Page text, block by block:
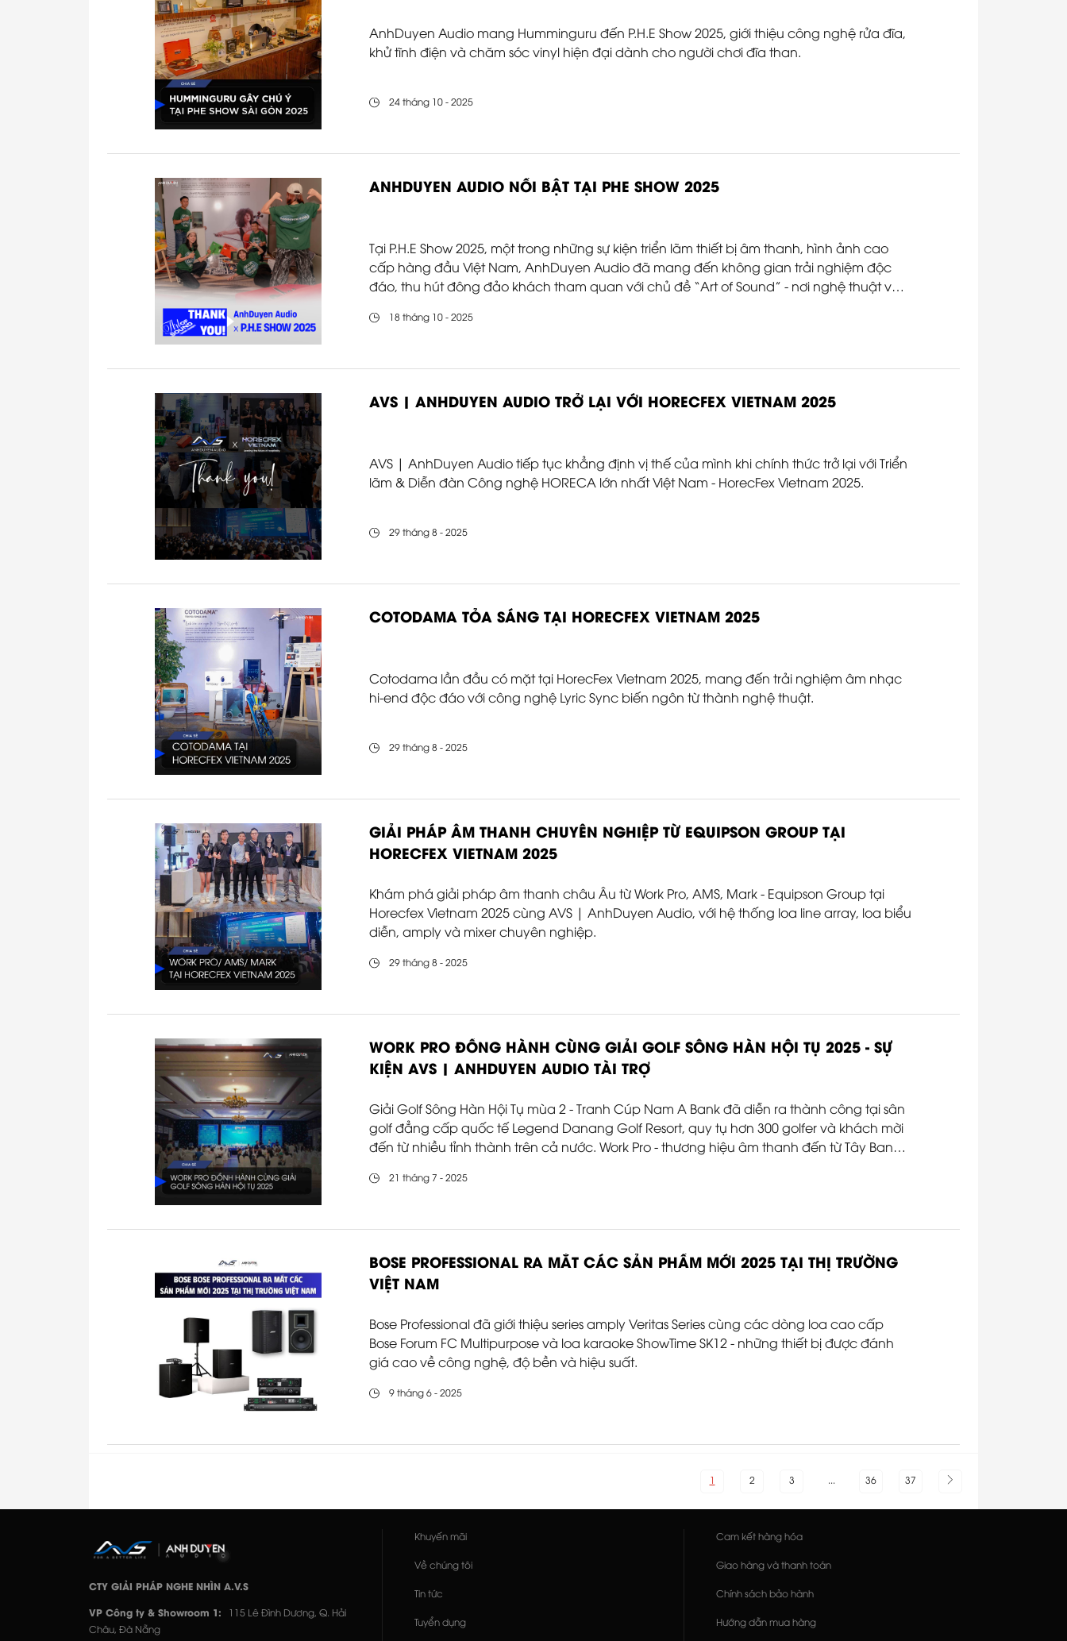
AnhDuyen Audio mang Humminguru đến P.H.E Show 2025, giới thiệu công nghệ rửa đĩa,
khử tĩnh điện và chăm sóc vinyl hiện đại dành cho người chơi đĩa than.
24 tháng 10 - 2025
ANHDUYEN AUDIO NỔI BẬT TẠI PHE SHOW 2025
Tại P.H.E Show 2025, một trong những sự kiện triển lãm thiết bị âm thanh, hình ảnh cao
cấp hàng đầu Việt Nam, AnhDuyen Audio đã mang đến không gian trải nghiệm độc
đáo, thu hút đông đảo khách tham quan với chủ đề “Art of Sound” - nơi nghệ thuật và
18 tháng 10 - 2025
AVS | ANHDUYEN AUDIO TRỞ LẠI VỚI HORECFEX VIETNAM 2025
AVS | AnhDuyen Audio tiếp tục khẳng định vị thế của mình khi chính thức trở lại với Triển
lãm & Diễn đàn Công nghệ HORECA lớn nhất Việt Nam - HorecFex Vietnam 2025.
29 tháng 8 - 2025
COTODAMA TỎA SÁNG TẠI HORECFEX VIETNAM 2025
Cotodama lần đầu có mặt tại HorecFex Vietnam 2025, mang đến trải nghiệm âm nhạc
hi-end độc đáo với công nghệ Lyric Sync biến ngôn từ thành nghệ thuật.
29 tháng 8 - 2025
GIẢI PHÁP ÂM THANH CHUYÊN NGHIỆP TỪ EQUIPSON GROUP TẠI
HORECFEX VIETNAM 2025
Khám phá giải pháp âm thanh châu Âu từ Work Pro, AMS, Mark - Equipson Group tại
Horecfex Vietnam 2025 cùng AVS | AnhDuyen Audio, với hệ thống loa line array, loa biểu
diễn, amply và mixer chuyên nghiệp.
29 tháng 8 - 2025
WORK PRO ĐỒNG HÀNH CÙNG GIẢI GOLF SÔNG HÀN HỘI TỤ 2025 - SỰ
KIỆN AVS | ANHDUYEN AUDIO TÀI TRỢ
Giải Golf Sông Hàn Hội Tụ mùa 2 - Tranh Cúp Nam A Bank đã diễn ra thành công tại sân
golf đẳng cấp quốc tế Legend Danang Golf Resort, quy tụ hơn 300 golfer và khách mời
đến từ nhiều tỉnh thành trên cả nước. Work Pro - thương hiệu âm thanh đến từ Tây Ban
toàn bộ sự kiện, thông qua đơn vị phân phối tại Việt Nam - AVS | AnhDuyen Audio.
21 tháng 7 - 2025
BOSE PROFESSIONAL RA MẮT CÁC SẢN PHẨM MỚI 2025 TẠI THỊ TRƯỜNG
VIỆT NAM
Bose Professional đã giới thiệu series amply Veritas Series cùng các dòng loa cao cấp
Bose Forum FC Multipurpose và loa karaoke ShowTime SK12 - những thiết bị được đánh
giá cao về công nghệ, độ bền và hiệu suất.
9 tháng 6 - 2025
2 3 ... 36 37
CTY GIẢI PHÁP NGHE NHÌN A.V.S
VP Công ty & Showroom 1:
115 Lê Đình Dương, Q. Hải
Châu, Đà Nẵng
Khuyến mãi
Về chúng tôi
Tin tức
Tuyển dụng
Cam kết hàng hóa
Giao hàng và thanh toán
Chính sách bảo hành
Hướng dẫn mua hàng